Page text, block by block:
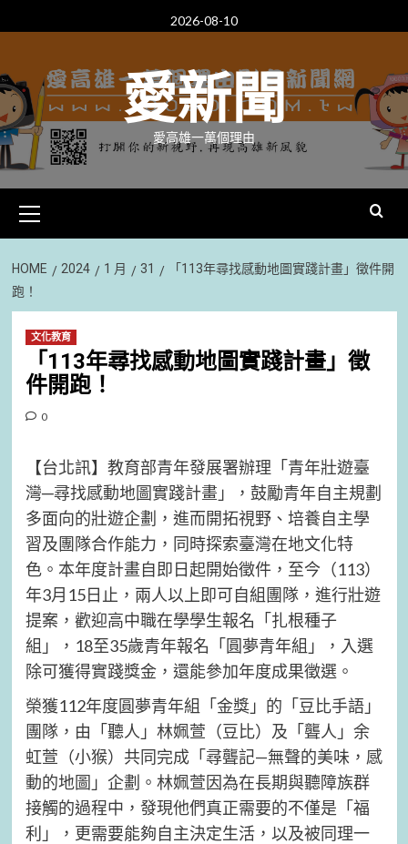
to
2026-08-10
愛新聞
愛高雄一萬個理由
Menu
HOME 2024 1 月 31
「113年尋找感動地圖實踐計畫」徵件開
跑！
文化教育
「113年尋找感動地圖實踐計畫」徵
件開跑！
0
【台北訊】教育部青年發展署辦理「青年壯遊臺
灣─尋找感動地圖實踐計畫」，鼓勵青年自主規劃
多面向的壯遊企劃，進而開拓視野、培養自主學
習及團隊合作能力，同時探索臺灣在地文化特
色。本年度計畫自即日起開始徵件，至今（113）
年3月15日止，兩人以上即可自組團隊，進行壯遊
提案，歡迎高中職在學學生報名「扎根種子
組」，18至35歲青年報名「圓夢青年組」，入選
除可獲得實踐獎金，還能參加年度成果徵選。
榮獲112年度圓夢青年組「金獎」的「豆比手語」
團隊，由「聽人」林姵萱（豆比）及「聾人」余
虹萱（小猴）共同完成「尋聾記—無聲的美味，感
動的地圖」企劃。林姵萱因為在長期與聽障族群
接觸的過程中，發現他們真正需要的不僅是「福
利」，更需要能夠自主決定生活，以及被同理一